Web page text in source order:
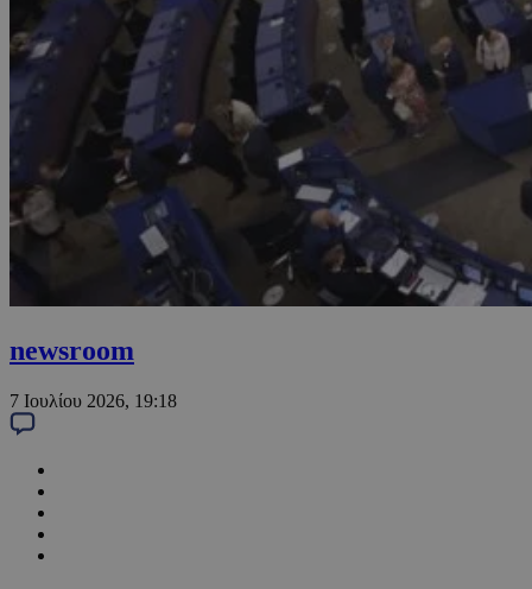
newsroom
7 Ιουλίου 2026, 19:18